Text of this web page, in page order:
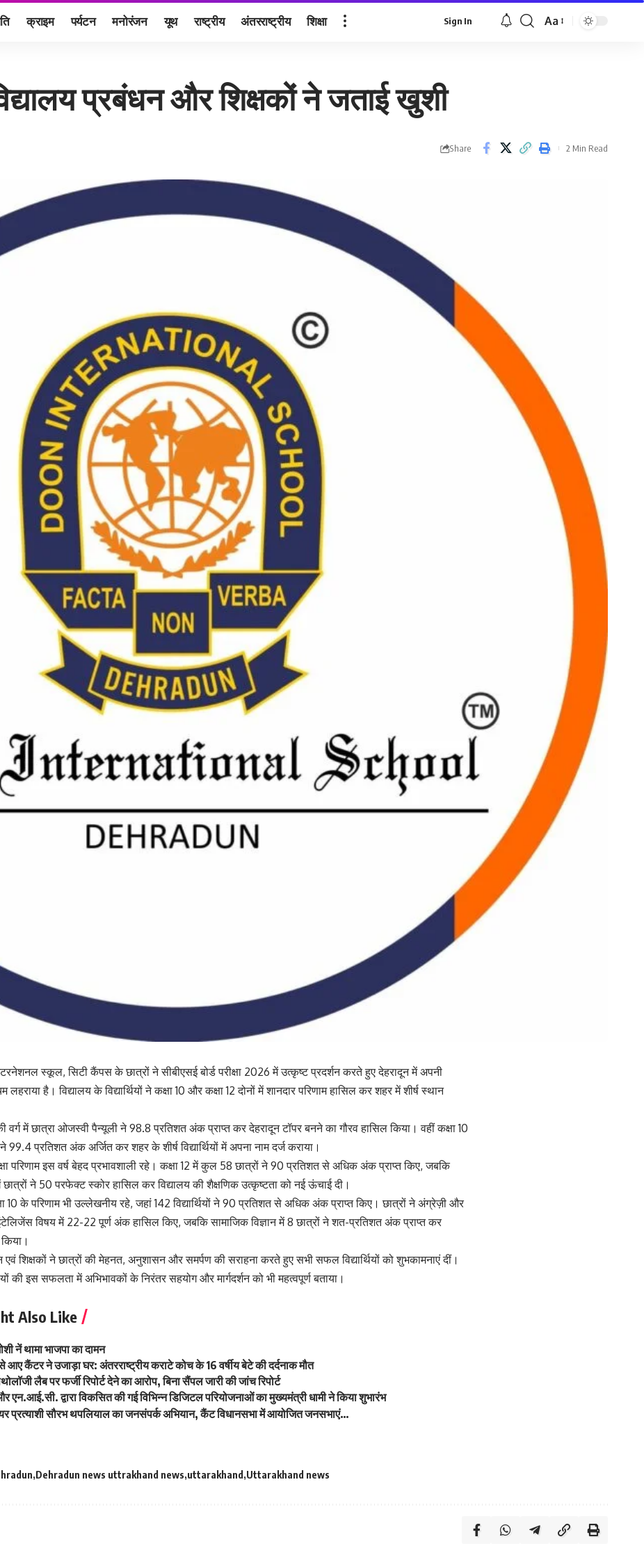
क्राइम पर्यटन मनोरंजन यूथ राष्ट्रीय अंतरराष्ट्रीय शिक्षा Sign In
Font
Aa
प्रबंधन और शिक्षकों ने जताई खुशी
Share 2 Min Read
स्कूल, सिटी कैंपस के छात्रों ने सीबीएसई बोर्ड परीक्षा 2026 में उत्कृष्ट प्रदर्शन करते हुए देहरादून में अपनी
लहराया है। विद्यालय के विद्यार्थियों ने कक्षा 10 और कक्षा 12 दोनों में शानदार परिणाम हासिल कर शहर में शीर्ष स्थान
वर्ग में छात्रा ओजस्वी पैन्यूली ने 98.8 प्रतिशत अंक प्राप्त कर देहरादून टॉपर बनने का गौरव हासिल किया। वहीं कक्षा 10
99.4 प्रतिशत अंक अर्जित कर शहर के शीर्ष विद्यार्थियों में अपना नाम दर्ज कराया।
परिणाम इस वर्ष बेहद प्रभावशाली रहे। कक्षा 12 में कुल 58 छात्रों ने 90 प्रतिशत से अधिक अंक प्राप्त किए, जबकि
छात्रों ने 50 परफेक्ट स्कोर हासिल कर विद्यालय की शैक्षणिक उत्कृष्टता को नई ऊंचाई दी।
10 के परिणाम भी उल्लेखनीय रहे, जहां 142 विद्यार्थियों ने 90 प्रतिशत से अधिक अंक प्राप्त किए। छात्रों ने अंग्रेज़ी और
विषय में 22-22 पूर्ण अंक हासिल किए, जबकि सामाजिक विज्ञान में 8 छात्रों ने शत-प्रतिशत अंक प्राप्त कर
एवं शिक्षकों ने छात्रों की मेहनत, अनुशासन और समर्पण की सराहना करते हुए सभी सफल विद्यार्थियों को शुभकामनाएं दीं।
की इस सफलता में अभिभावकों के निरंतर सहयोग और मार्गदर्शन को भी महत्वपूर्ण बताया।
Also Like
नें थामा भाजपा का दामन
आए कैंटर ने उजाड़ा घर: अंतरराष्ट्रीय कराटे कोच के 16 वर्षीय बेटे की दर्दनाक मौत
लैब पर फर्जी रिपोर्ट देने का आरोप, बिना सैंपल जारी की जांच रिपोर्ट
एन.आई.सी. द्वारा विकसित की गई विभिन्न डिजिटल परियोजनाओं का मुख्यमंत्री धामी ने किया शुभारंभ
प्रत्याशी सौरभ थपलियाल का जनसंपर्क अभियान, कैंट विधानसभा में आयोजित जनसभाएं…
Dehradun news uttrakhand news uttarakhand Uttarakhand news